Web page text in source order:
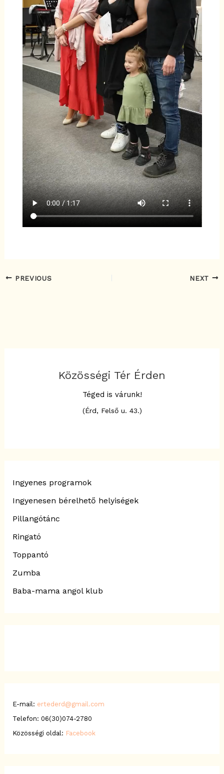
PREVIOUS NEXT
Közösségi Tér Érden
Téged is várunk!
(Érd, Felső u. 43.)
Ingyenes programok
Ingyenesen bérelhető helyiségek
Pillangótánc
Ringató
Toppantó
Zumba
Baba-mama angol klub
E-mail: ertederd@gmail.com
Telefon: 06(30)074-2780
Közösségi oldal: Facebook